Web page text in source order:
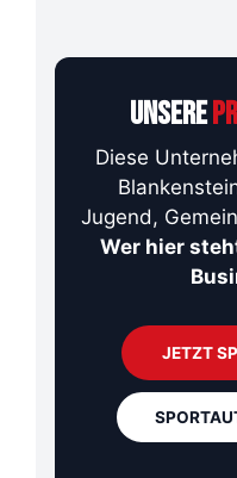
UNSERE
Diese
Jugend,
Wer hier
JETZT